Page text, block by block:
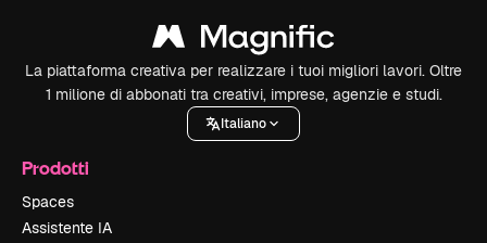
La piattaforma creativa per realizzare i tuoi migliori lavori. Oltre
1 milione di abbonati tra creativi, imprese, agenzie e studi.
Italiano
Prodotti
Spaces
Assistente IA